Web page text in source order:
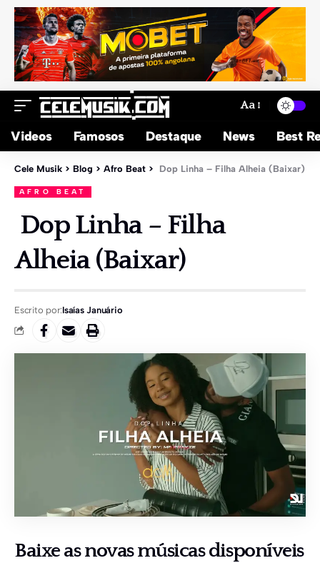
Aa
Videos Famosos Destaque News Best
Cele Musik > Blog > Afro Beat > Dop Linha – Filha Alheia (Baixar)
AFRO BEAT
Dop Linha – Filha
Alheia (Baixar)
Escrito por:Isaías Januário
Baixe as novas músicas disponíveis